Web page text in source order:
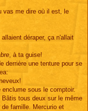
vas me dire où il est, le
déraper, ça n'allait
, à ta guise!
derrière une tenture pour se
sous le comptoir.
tous deux sur le même
famille. Mercurio et